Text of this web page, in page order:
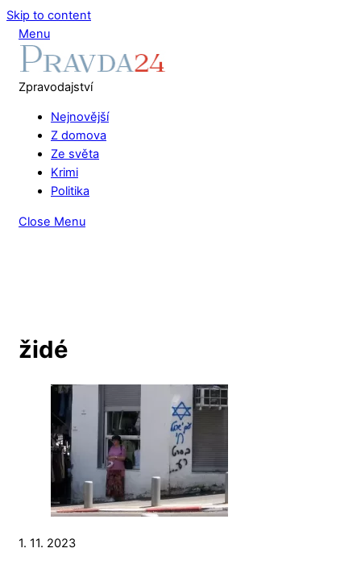
Skip to content
Menu
Zpravodajství
Nejnovější
Z domova
Ze světa
Krimi
Politika
Close Menu
židé
1. 11. 2023